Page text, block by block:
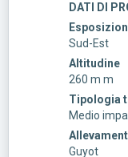
DATI DI
Sud-Est
Altitudine
260 m m
Tipologia
Medio
Guyot